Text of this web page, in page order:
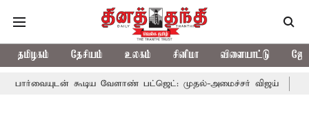
தமிழகம் தேசியம் உலகம் சினிமா விளையாட்டு
கூடிய வேளாண் பட்ஜெட்: முதல்-அமைச்சர் விஜய் தமிழக